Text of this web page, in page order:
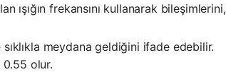
ışığın frekansını kullanarak bileşimlerini,
meydana geldiğini ifade edebilir.
olur.